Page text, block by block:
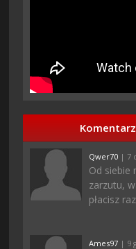
Qwer70 | 7
Od siebie
zarzutu,
płacisz
Ames97 | 9